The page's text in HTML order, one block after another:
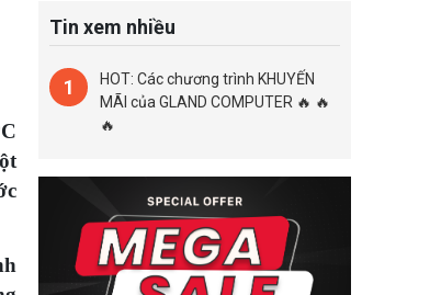
Tin xem nhiều
1
HOT: Các chương trình KHUYẾN
MÃI của GLAND COMPUTER 🔥 🔥
🔥